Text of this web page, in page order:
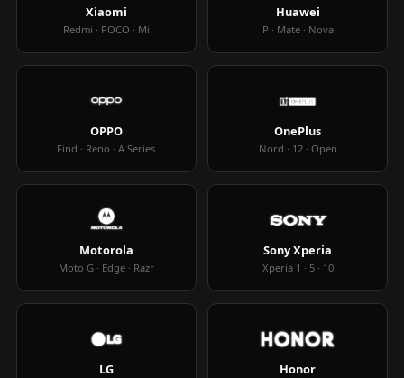
Xiaomi
Redmi · POCO · Mi
Huawei
P · Mate · Nova
OPPO
Find · Reno · A Series
OnePlus
Nord · 12 · Open
Motorola
Moto G · Edge · Razr
Sony Xperia
Xperia 1 · 5 · 10
LG Honor